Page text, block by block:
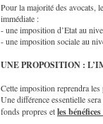
Pour la majorité des avocats,
immédiate :
- une imposition d’Etat au
- une imposition sociale au
UNE PROPOSITION :
Cette imposition reprendra
Une différence essentielle
fonds propres etles